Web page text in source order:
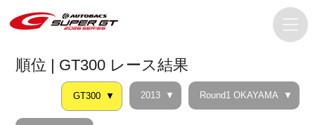
順位 | GT300 レース結果
GT300 2013 Round1 OKAYAMA